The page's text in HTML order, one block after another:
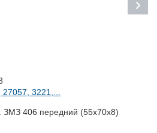
3221,...
ЗМЗ 406 передний (55х70х8)